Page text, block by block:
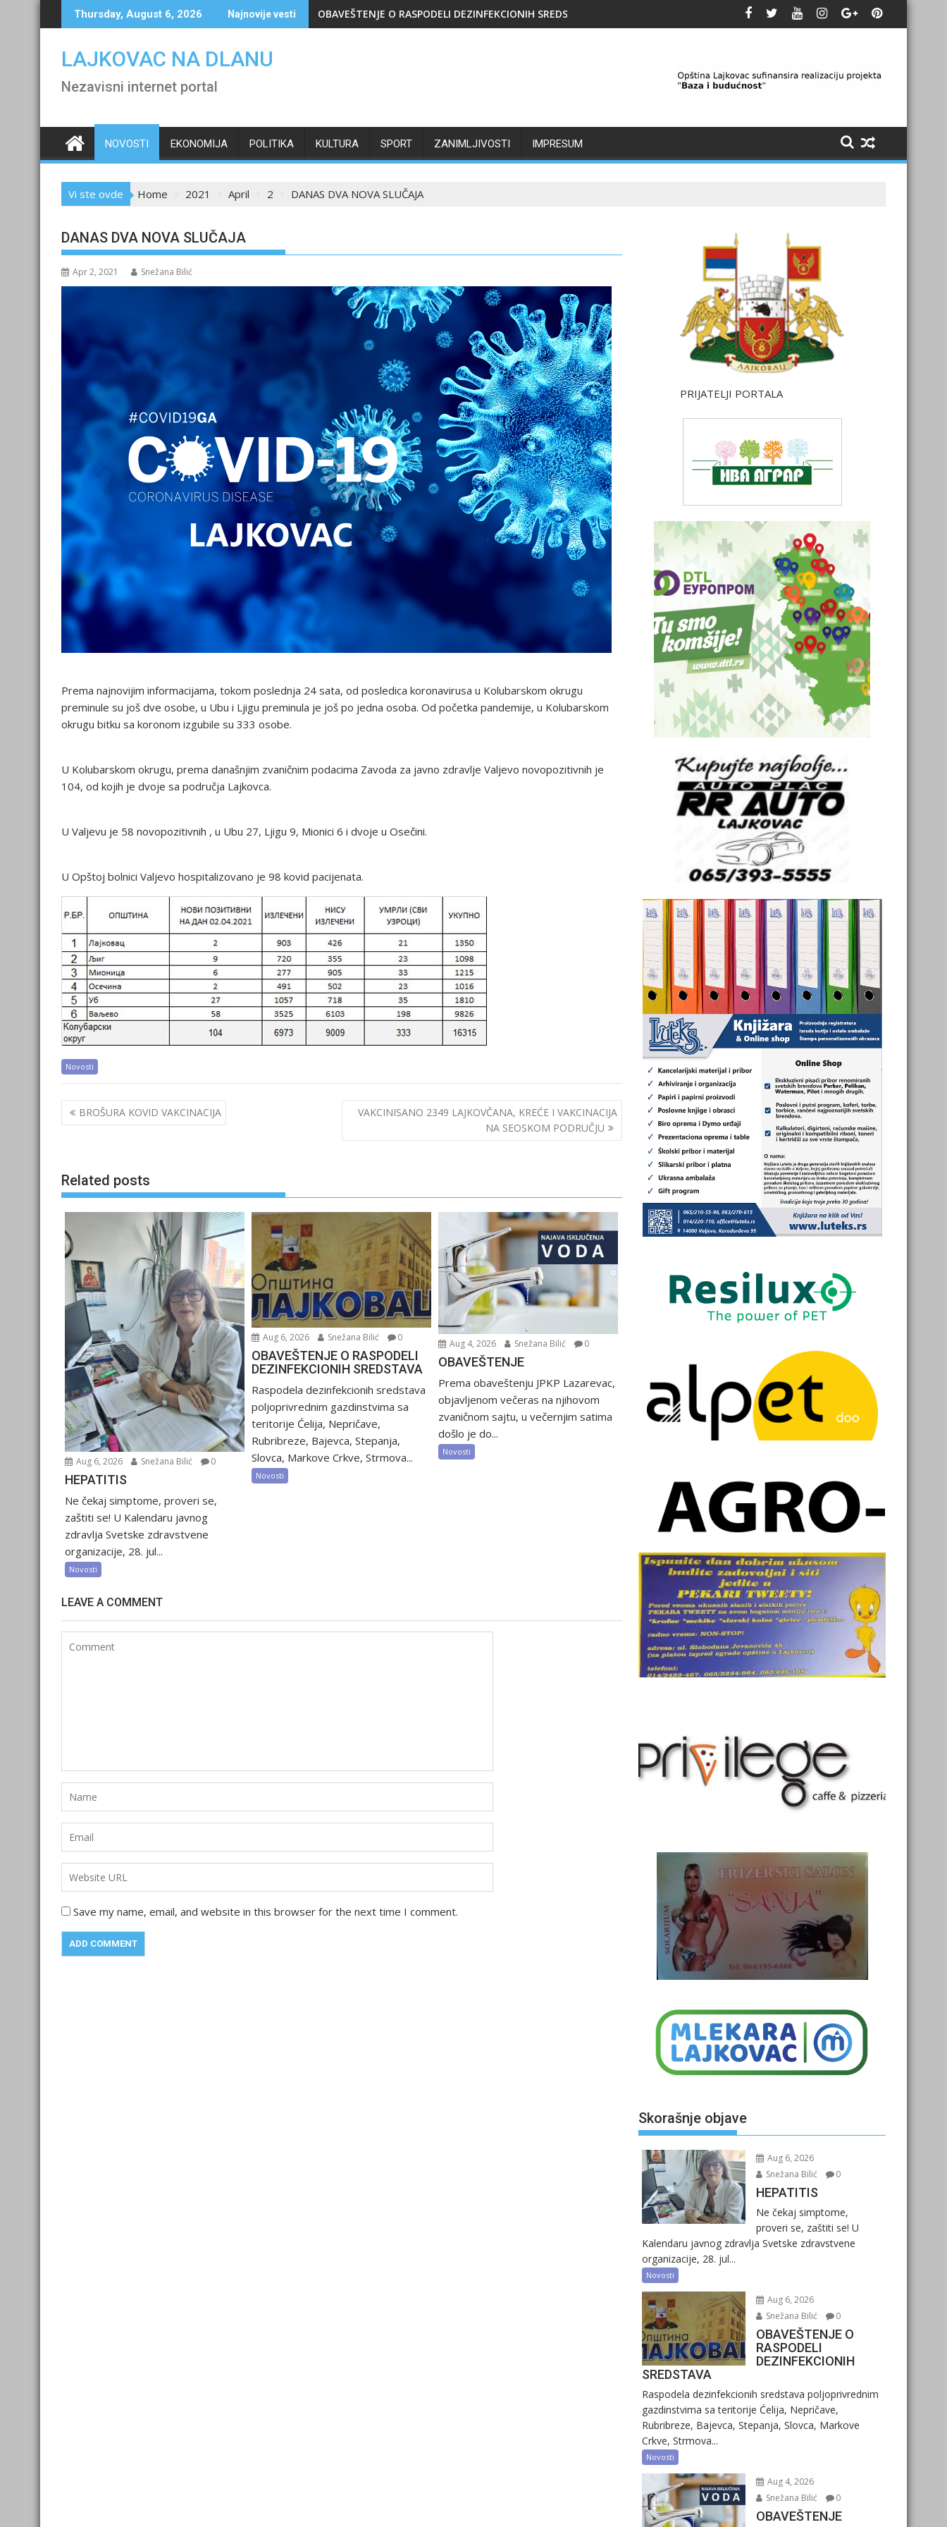
to
Thursday, August 6, 2026 Najnovije vesti OBAVEŠTENJE O RASPODELI DEZINFEKCIONIH SREDSTAVA
LAJKOVAC NA DLANU
Nezavisni internet portal
NOVOSTI EKONOMIJA POLITIKA KULTURA SPORT ZANIMLJIVOSTI IMPRESUM
Vi ste ovde Home 2021 April 2 DANAS DVA NOVA SLUČAJA
DANAS DVA NOVA SLUČAJA
Apr 2, 2021 Snežana Bilić
Prema najnovijim informacijama, tokom poslednja 24 sata, od posledica koronavirusa u Kolubarskom okrugu
preminule su još dve osobe, u Ubu i Ljigu preminula je još po jedna osoba. Od početka pandemije, u Kolubarskom
okrugu bitku sa koronom izgubile su 333 osobe.
U Kolubarskom okrugu, prema današnjim zvaničnim podacima Zavoda za javno zdravlje Valjevo novopozitivnih je
104, od kojih je dvoje sa područja Lajkovca.
U Valjevu je 58 novopozitivnih , u Ubu 27, Ljigu 9, Mionici 6 i dvoje u Osečini.
U Opštoj bolnici Valjevo hospitalizovano je 98 kovid pacijenata.
Novosti
Post
navigation
BROŠURA KOVID VAKCINACIJA
VAKCINISANO 2349 LAJKOVČANA, KREĆE I VAKCINACIJA
NA SEOSKOM PODRUČJU
Related posts
Aug 6, 2026 Snežana Bilić 0
HEPATITIS
Ne čekaj simptome, proveri se,
zaštiti se! U Kalendaru javnog
zdravlja Svetske zdravstvene
organizacije, 28. jul...
Novosti
Aug 6, 2026 Snežana Bilić 0
OBAVEŠTENJE O RASPODELI
DEZINFEKCIONIH SREDSTAVA
Raspodela dezinfekcionih sredstava
poljoprivrednim gazdinstvima sa
teritorije Ćelija, Nepričave,
Rubribreze, Bajevca, Stepanja,
Slovca, Markove Crkve, Strmova...
Novosti
Aug 4, 2026 Snežana Bilić 0
OBAVEŠTENJE
Prema obaveštenju JPKP Lazarevac,
objavljenom večeras na njihovom
zvaničnom sajtu, u večernjim satima
došlo je do...
Novosti
LEAVE A COMMENT
Save my name, email, and website in this browser for the next time I comment.
PRIJATELJI PORTALA
Skorašnje objave
Aug 6, 2026
Snežana Bilić
0
HEPATITIS
Ne čekaj simptome,
proveri se, zaštiti se! U
Kalendaru javnog zdravlja Svetske zdravstvene
organizacije, 28. jul...
Novosti
Aug 6, 2026
Snežana Bilić
0
OBAVEŠTENJE O
RASPODELI
DEZINFEKCIONIH
SREDSTAVA
Raspodela dezinfekcionih sredstava poljoprivrednim
gazdinstvima sa teritorije Ćelija, Nepričave,
Rubribreze, Bajevca, Stepanja, Slovca, Markove
Crkve, Strmova...
Novosti
Aug 4, 2026
Snežana Bilić
0
OBAVEŠTENJE